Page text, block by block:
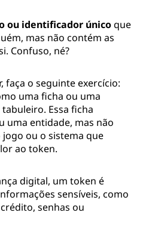
ou identificador únicoque
mas não contém as
Confuso, né?
faça o seguinte exercício:
uma ficha ou uma
Essa ficha
uma entidade, mas não
ou o sistema que
ao token.
digital, um token é
sensíveis, como
senhas ou